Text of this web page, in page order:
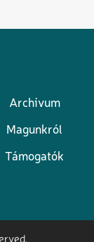
Archívum
Magunkról
Támogatók